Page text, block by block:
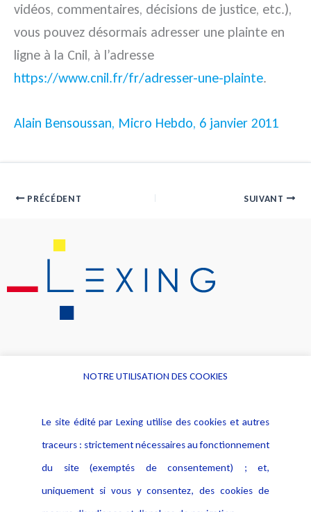
vidéos, commentaires, décisions de justice, etc.),
vous pouvez désormais adresser une plainte en
ligne à la Cnil, à l’adresse
https://www.cnil.fr/fr/adresser-une-plainte.
Alain Bensoussan, Micro Hebdo, 6 janvier 2011
PRÉCÉDENT SUIVANT
Alerte professionnelle
Déclaration d'accessibilité
Notice Légale
Politique de protection des
données
Publications
NOTRE UTILISATION DES COOKIES
Le site édité par Lexing utilise des cookies et autres
traceurs : strictement nécessaires au fonctionnement
du site (exemptés de consentement) ; et,
uniquement si vous y consentez, des cookies de